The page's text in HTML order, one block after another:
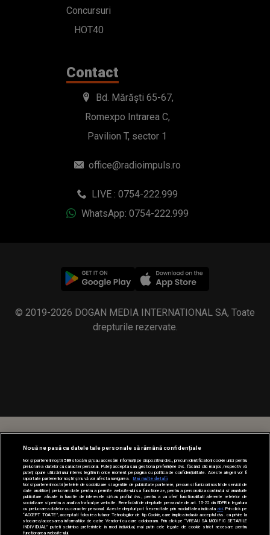
Romexpo Intrarea C,
Pavilion T, sector 1
LIVE : 0754-222.999
WhatsApp: 0754-222.999
© 2019-2026 DOGAN MEDIA INTERNATIONAL SA, Toate
drepturile rezervate.
Nouă ne pasă ca datele tale personale să rămână confidențiale
Noi și partenerii noștri589stocăm și/sau accesăm informații pe dispozitivul dvs., precum identificatorii cookie unici pentru
prelucrarea datelor cu caracter personal. Puteți accepta sau gestiona preferințele dvs. făcând clic mai jos, respectiv vă
puteți opune utilizării unui interes legitim în orice moment pe pagina cu politica de confidențialitate. Aceste alegeri vor fi
raportate partenerilor noștri și nu vă vor afecta navigarea.
Mai multe detalii
Noi si partenerii nostri (retelele de socializare si agentiile de publicitate partenere, precum si furnizorii nostri de servicii de
date analitice) prelucram date pentru a permite website-ului sa functioneze, pentru a personaliza continutul si anunturile
publicitare afisate in functie de interesele si/sau profilul dvs., pentru a va oferi functionalitati aferente retelelor de
socializare si pentru a analiza traficul pe website. Beneficiati de drepturile prevazute de art. 15-22 din GDPR in legatura
cu prelucrarea datelor cu caracter personal. Aceste drepturi pot fi exercitate prin modalitatea indicataaici . Prin click pe
“ACCEPT TOATE”, acceptati folosirea tuturor Tehnologiilor de tip Cookie, care implica inclusiv acceptul dvs. cu privire la
stocarea/accesarea informatiilor de catre Vendor-ii cu care colaboram. Prin click pe “VREAU SA MODIFIC SETARILE
INDIVIDUAL” puteti schimba preferintele in mod individual, mai putin cele legate de cookie strict necesare pentru
functionarea website-ului.